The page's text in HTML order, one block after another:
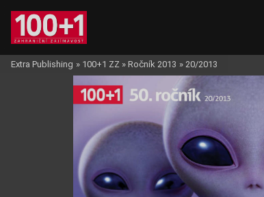
Extra Publishing » 100+1 ZZ » Ročník 2013 » 20/2013